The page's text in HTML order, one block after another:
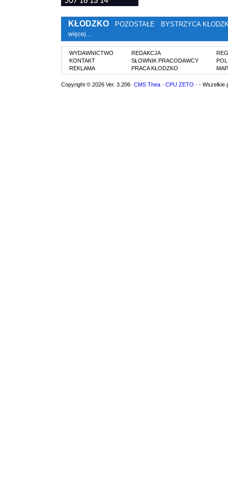
KŁODZKO POZOSTAŁE BYSTRZYCA
więcej…
WYDAWNICTWO
KONTAKT
REKLAMA
REDAKCJA
SŁOWNIK PRACODAWCY
PRACA KŁODZKO
Copyright © 2026 Ver. 3.206· CMS Thea · CPU ZETO · - Wszelkie